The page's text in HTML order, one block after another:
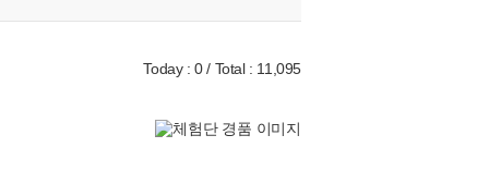
Today : 0 / Total : 11,095